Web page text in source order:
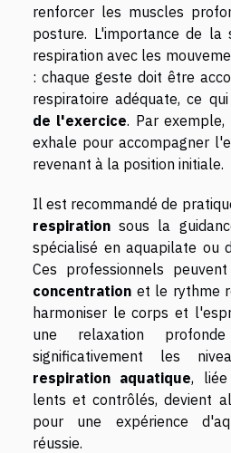
renforcer les muscles
posture. L'importance de la
respiration avec les
: chaque geste doit être
respiratoire adéquate, ce
de l'exercice. Par
exhale pour accompagner
revenant à la position initiale.
Il est recommandé de
respiration sous la
spécialisé en aquapilate ou
Ces professionnels
concentration et le rythme
harmoniser le corps et
une relaxation
significativement les
respiration aquatique, liée
lents et contrôlés, devient
pour une expérience
réussie.